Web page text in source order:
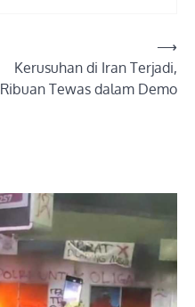
Kerusuhan di Iran Terjadi,
Ribuan Tewas dalam Demo
⟶